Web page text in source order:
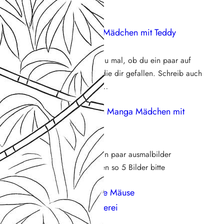
Kommentare
Steffi zu Manga Mädchen mit Teddy
18. Mai 2026
Hallo Larissa, schau mal, ob du ein paar auf
der Seite findest, die dir gefallen. Schreib auch
gerne, was genau…
Larissa bleherzu Manga Mädchen mit
Teddy
16. Mai 2026
Ich möchte bitte ein paar ausmalbilder
mädchen am besten so 5 Bilder bitte
Franzi92zu
Süße Mäuse
Weihnachtsbäckerei
25. November 2025